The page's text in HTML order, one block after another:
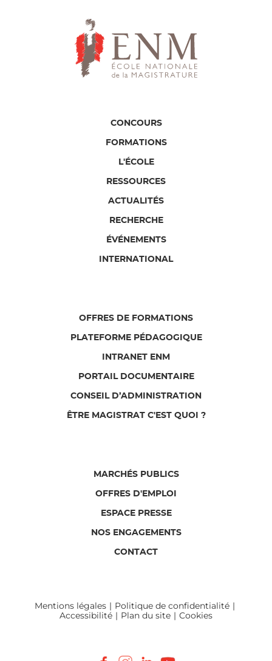
CONCOURS
FORMATIONS
L'ÉCOLE
RESSOURCES
ACTUALITÉS
RECHERCHE
ÉVÉNEMENTS
INTERNATIONAL
OFFRES DE FORMATIONS
PLATEFORME PÉDAGOGIQUE
INTRANET ENM
PORTAIL DOCUMENTAIRE
CONSEIL D’ADMINISTRATION
ÊTRE MAGISTRAT C'EST QUOI ?
MARCHÉS PUBLICS
OFFRES D'EMPLOI
ESPACE PRESSE
NOS ENGAGEMENTS
CONTACT
Mentions légales
Politique de confidentialité
Accessibilité
Plan du site Cookies